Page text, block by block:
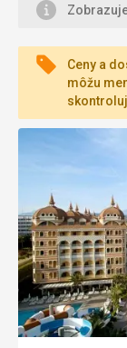
☕
☂️ Nákupy
⚡ Internet
⌨️ Zmenáreň
☑️ Bankomaty
✂️ Cestovanie
☎️ Asistenčné
⚱️ Batožina
⭐ VIP salónik
Ceny a
môžu